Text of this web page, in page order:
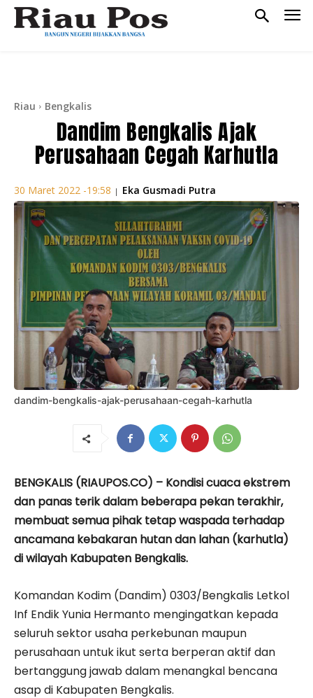
Riau Bengkalis
Dandim Bengkalis Ajak
Perusahaan Cegah Karhutla
30 Maret 2022 -19:58 | Eka Gusmadi Putra
dandim-bengkalis-ajak-perusahaan-cegah-karhutla
BENGKALIS (RIAUPOS.CO) – Kondisi cuaca ekstrem
dan panas terik dalam beberapa pekan terakhir,
membuat semua pihak tetap waspada terhadap
ancamana kebakaran hutan dan lahan (karhutla)
di wilayah Kabupaten Bengkalis.
Komandan Kodim (Dandim) 0303/Bengkalis Letkol
Inf Endik Yunia Hermanto mengingatkan kepada
seluruh sektor usaha perkebunan maupun
perusahaan untuk ikut serta berperan aktif dan
bertanggung jawab dalam menangkal bencana
asap di Kabupaten Bengkalis.